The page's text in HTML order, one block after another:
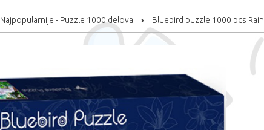
Najpopularnije - Puzzle 1000 delova Bluebird puzzle 1000 pcs